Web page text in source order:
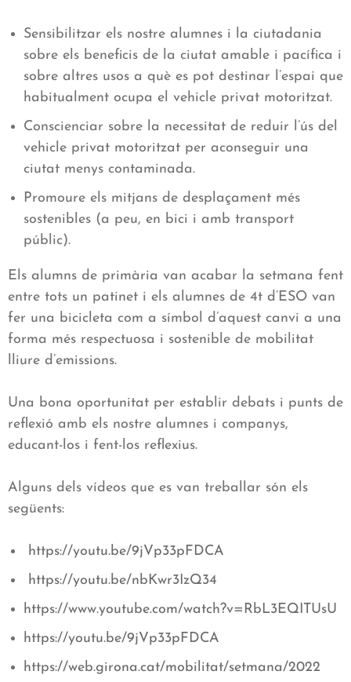
Sensibilitzar els nostre alumnes i la ciutadania
sobre els beneficis de la ciutat amable i pacífica i
sobre altres usos a què es pot destinar l’espai que
habitualment ocupa el vehicle privat motoritzat.
Conscienciar sobre la necessitat de reduir l’ús del
vehicle privat motoritzat per aconseguir una
ciutat menys contaminada.
Promoure els mitjans de desplaçament més
sostenibles (a peu, en bici i amb transport
públic).
Els alumns de primària van acabar la setmana fent
entre tots un patinet i els alumnes de 4t d’ESO van
fer una bicicleta com a símbol d’aquest canvi a una
forma més respectuosa i sostenible de mobilitat
lliure d’emissions.
Una bona oportunitat per establir debats i punts de
reflexió amb els nostre alumnes i companys,
educant-los i fent-los reflexius.
Alguns dels vídeos que es van treballar són els
següents:
https://youtu.be/9jVp33pFDCA
https://youtu.be/nbKwr3IzQ34
https://www.youtube.com/watch?v=RbL3EQITUsU
https://youtu.be/9jVp33pFDCA
https://web.girona.cat/mobilitat/setmana/2022